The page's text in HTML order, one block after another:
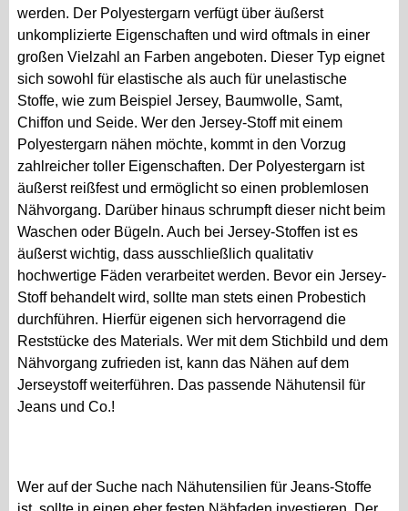
werden. Der Polyestergarn verfügt über äußerst
unkomplizierte Eigenschaften und wird oftmals in einer
großen Vielzahl an Farben angeboten. Dieser Typ eignet
sich sowohl für elastische als auch für unelastische
Stoffe, wie zum Beispiel Jersey, Baumwolle, Samt,
Chiffon und Seide. Wer den Jersey-Stoff mit einem
Polyestergarn nähen möchte, kommt in den Vorzug
zahlreicher toller Eigenschaften. Der Polyestergarn ist
äußerst reißfest und ermöglicht so einen problemlosen
Nähvorgang. Darüber hinaus schrumpft dieser nicht beim
Waschen oder Bügeln. Auch bei Jersey-Stoffen ist es
äußerst wichtig, dass ausschließlich qualitativ
hochwertige Fäden verarbeitet werden. Bevor ein Jersey-
Stoff behandelt wird, sollte man stets einen Probestich
durchführen. Hierfür eigenen sich hervorragend die
Reststücke des Materials. Wer mit dem Stichbild und dem
Nähvorgang zufrieden ist, kann das Nähen auf dem
Jerseystoff weiterführen. Das passende Nähutensil für
Jeans und Co.!
Wer auf der Suche nach Nähutensilien für Jeans-Stoffe